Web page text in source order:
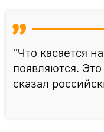
"Что касается
появляются.
сказал